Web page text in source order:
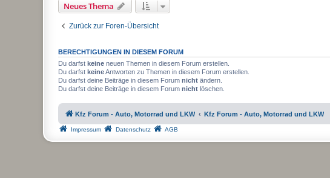
Neues Thema
Zurück zur Foren-Übersicht
BERECHTIGUNGEN IN DIESEM FORUM
Du darfst keine neuen Themen in diesem Forum erstellen.
Du darfst keineAntworten zu Themen in diesem Forum erstellen.
Du darfst deine Beiträge in diesem Forum nicht ändern.
Du darfst deine Beiträge in diesem Forum nicht löschen.
Kfz Forum - Auto, Motorrad und LKW Kfz Forum - Auto, Motorrad und LKW
Impressum Datenschutz AGB